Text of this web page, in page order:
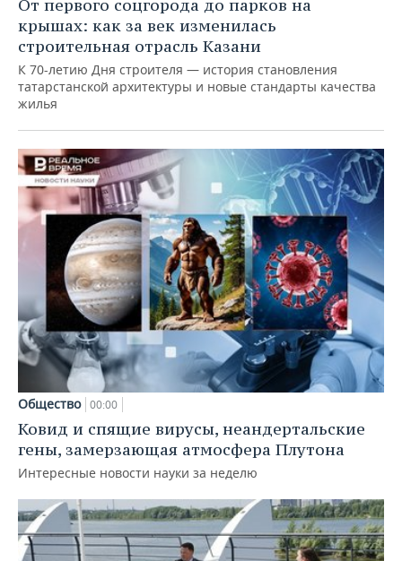
От первого соцгорода до парков на
крышах: как за век изменилась
строительная отрасль Казани
К 70-летию Дня строителя — история становления
татарстанской архитектуры и новые стандарты качества
жилья
Общество 00:00
Ковид и спящие вирусы, неандертальские
гены, замерзающая атмосфера Плутона
Интересные новости науки за неделю